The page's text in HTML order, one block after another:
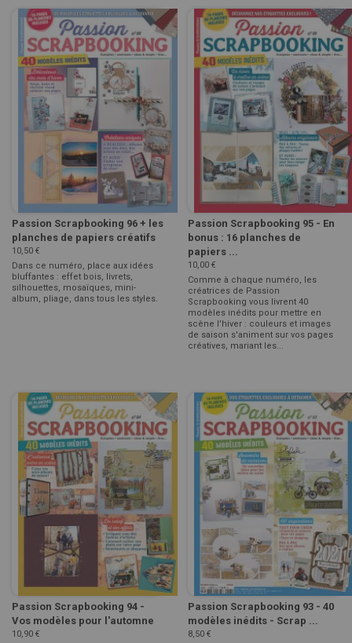
Passion Scrapbooking 96 + les
planches de papiers créatifs
10,50 €
Dans ce numéro, place aux idées
bluffantes : effet bois, livrets,
silhouettes, mosaïques, mini-
album, pliage, dans tous les styles.
Passion Scrapbooking 95 - En
bonus : 16 planches de
papiers ...
10,00 €
Comme à chaque numéro, les
créatrices de Passion
Scrapbooking vous livrent 40
modèles inédits pour mettre en
scène l'hiver : couleurs et images
de saison s'animent sur vos pages
créatives, mariant les...
Passion Scrapbooking 94 -
Vos modèles pour l'automne
10,90 €
Passion Scrapbooking 93 - 40
modèles inédits - Scrap ...
8,50 €